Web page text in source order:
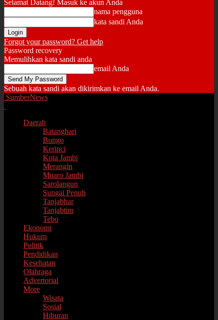
Selamat Datang! Masuk ke akun Anda
nama pengguna
kata sandi Anda
Forgot your password? Get help
Password recovery
Memulihkan kata sandi anda
email Anda
Sebuah kata sandi akan dikirimkan ke email Anda.
SumberNews
Daerah
Batanghari
Bungo
Kerinci
Kota Jambi
Merangin
Muaro Jambi
Sarolangun
Sungai Penuh
Tanjabbar
Tanjabtim
Tebo
Ekonomi
Hukum
Politik
Pendidikan
Kesehatan
Olahraga
Advertorial
More
Wisata
Sosial
Hiburan